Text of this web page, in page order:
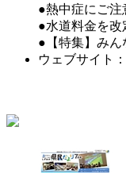
●熱中症にご注
●水道料金を改
●【特集】みん
ウェブサイト：